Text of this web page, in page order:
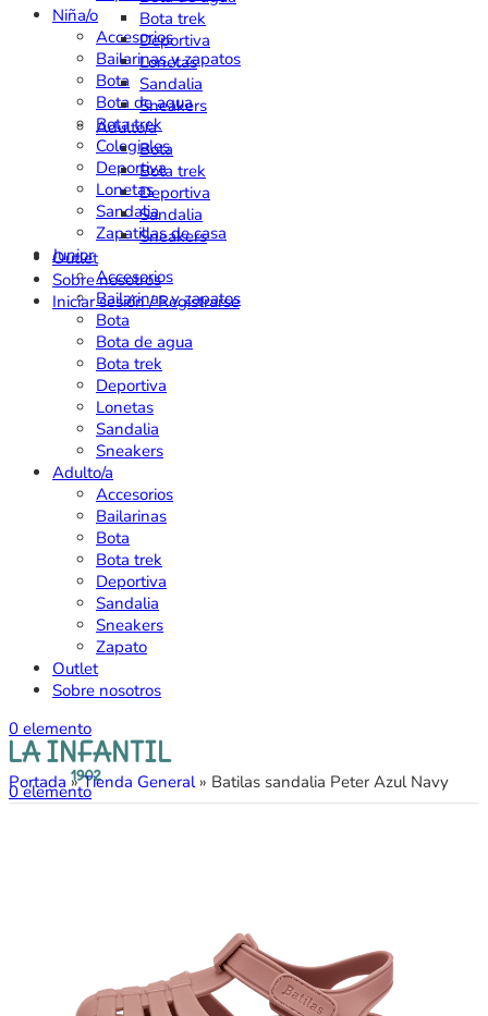
Niña/o
Accesorios
Bailarinas y zapatos
Bota
Bota de agua
Bota trek
Colegiales
Deportiva
Lonetas
Sandalia
Zapatillas de casa
Junior
Accesorios
Bailarinas y zapatos
Bota
Bota de agua
Bota trek
Deportiva
Lonetas
Sandalia
Sneakers
Adulto/a
Accesorios
Bailarinas
Bota
Bota trek
Deportiva
Sandalia
Sneakers
Zapato
Outlet
Sobre nosotros
0 elemento
0elemento
Portada »Tienda General» Batilas sandalia Peter Azul Navy
Bota trek
Deportiva
Lonetas
Sandalia
Sneakers
Adulto/a
Bota
Bota trek
Deportiva
Sandalia
Sneakers
Outlet
Sobre nosotros
Iniciar sesión / Registrarse